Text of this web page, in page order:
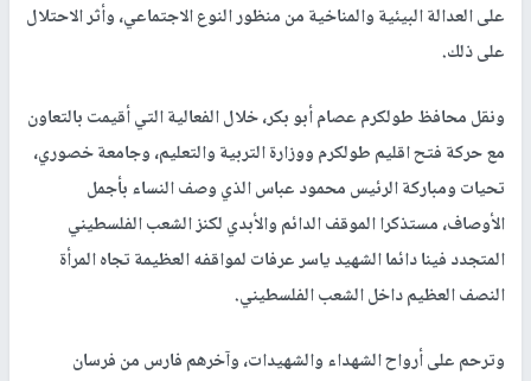
على العدالة البيئية والمناخية من منظور النوع الاجتماعي، وأثر الاحتلال
على ذلك.
ونقل محافظ طولكرم عصام أبو بكر، خلال الفعالية التي أقيمت بالتعاون
مع حركة فتح اقليم طولكرم ووزارة التربية والتعليم، وجامعة خصوري،
تحيات ومباركة الرئيس محمود عباس الذي وصف النساء بأجمل
الأوصاف، مستذكرا الموقف الدائم والأبدي لكنز الشعب الفلسطيني
المتجدد فينا دائما الشهيد ياسر عرفات لمواقفه العظيمة تجاه المرأة
النصف العظيم داخل الشعب الفلسطيني.
وترحم على أرواح الشهداء والشهيدات، وآخرهم فارس من فرسان